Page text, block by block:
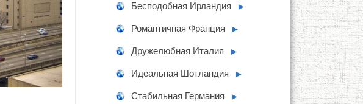
Бесподобная Ирландия ►
Романтичная Франция ►
Дружелюбная Италия ►
Идеальная Шотландия ►
Стабильная Германия ►